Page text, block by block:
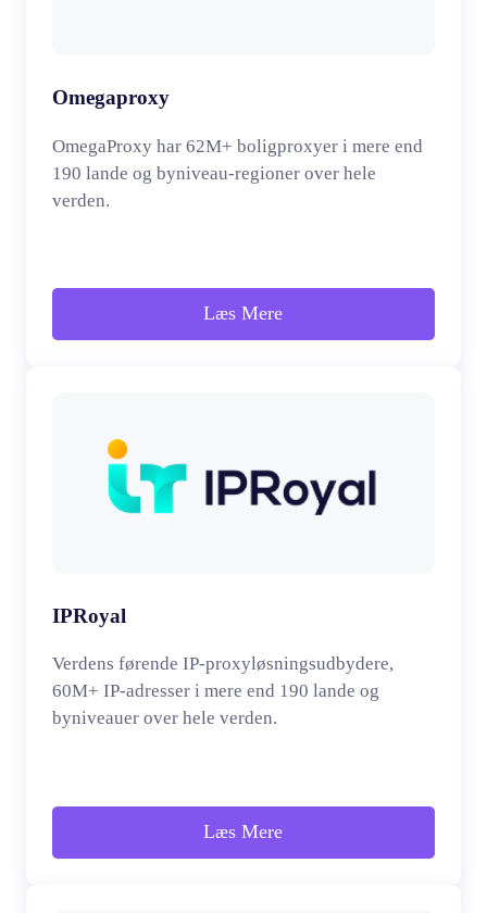
Omegaproxy
OmegaProxy har 62M+ boligproxyer i mere end
190 lande og byniveau-regioner over hele
verden.
Læs Mere
IPRoyal
Verdens førende IP-proxyløsningsudbydere,
60M+ IP-adresser i mere end 190 lande og
byniveauer over hele verden.
Læs Mere